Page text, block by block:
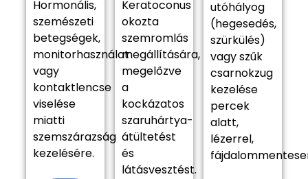
Hormonális,
szemészeti
betegségek,
monitorhasználat
vagy
kontaktlencse
viselése
miatti
szemszárazság
kezelésére.
Keratoconus
okozta
szemromlás
megállítására,
megelőzve
a
kockázatos
szaruhártya-
átültetést
és
látásvesztést.
utóhályog
(hegesedés,
szürkülés)
vagy szűk
csarnokzug
kezelése
percek
alatt,
lézerrel,